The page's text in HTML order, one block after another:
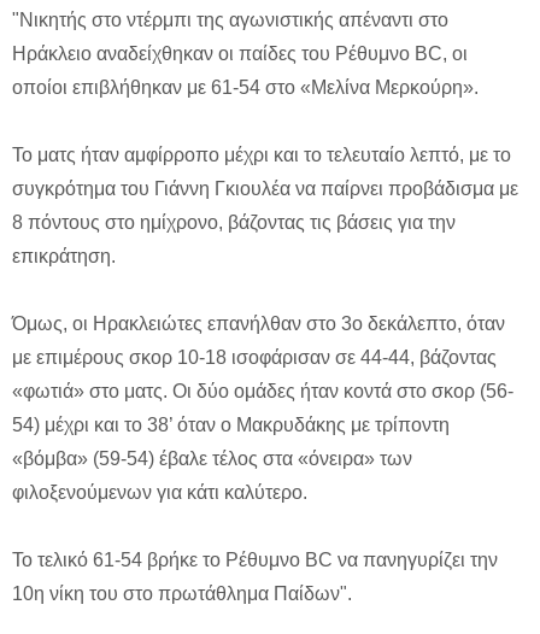
"Νικητής στο ντέρμπι της αγωνιστικής απέναντι στο
Ηράκλειο αναδείχθηκαν οι παίδες του Ρέθυμνο BC, οι
οποίοι επιβλήθηκαν με 61-54 στο «Μελίνα Μερκούρη».
Το ματς ήταν αμφίρροπο μέχρι και το τελευταίο λεπτό, με το
συγκρότημα του Γιάννη Γκιουλέα να παίρνει προβάδισμα με
8 πόντους στο ημίχρονο, βάζοντας τις βάσεις για την
επικράτηση.
Όμως, οι Ηρακλειώτες επανήλθαν στο 3ο δεκάλεπτο, όταν
με επιμέρους σκορ 10-18 ισοφάρισαν σε 44-44, βάζοντας
«φωτιά» στο ματς. Οι δύο ομάδες ήταν κοντά στο σκορ (56-
54) μέχρι και το 38’ όταν ο Μακρυδάκης με τρίποντη
«βόμβα» (59-54) έβαλε τέλος στα «όνειρα» των
φιλοξενούμενων για κάτι καλύτερο.
Το τελικό 61-54 βρήκε το Ρέθυμνο BC να πανηγυρίζει την
10η νίκη του στο πρωτάθλημα Παίδων".